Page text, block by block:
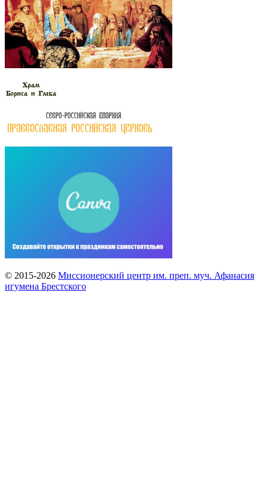
© 2015-2026 Миссионерский центр им. преп. муч. Афанасия
игумена Брестского